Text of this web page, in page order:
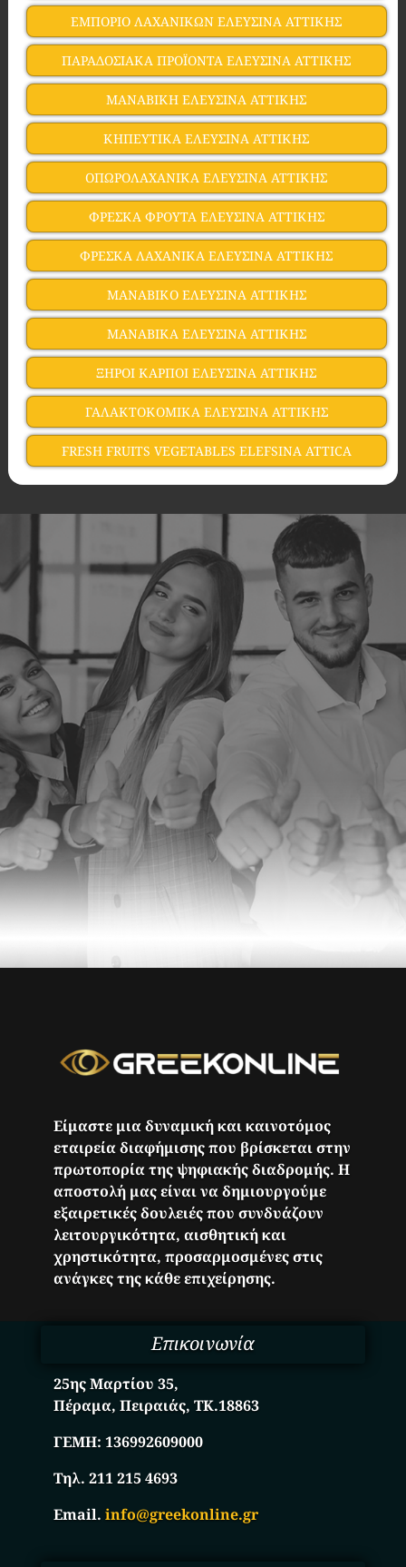
ΕΜΠΟΡΙΟ ΛΑΧΑΝΙΚΩΝ ΕΛΕΥΣΙΝΑ ΑΤΤΙΚΗΣ
ΠΑΡΑΔΟΣΙΑΚΑ ΠΡΟΪΟΝΤΑ ΕΛΕΥΣΙΝΑ ΑΤΤΙΚΗΣ
ΜΑΝΑΒΙΚΗ ΕΛΕΥΣΙΝΑ ΑΤΤΙΚΗΣ
ΚΗΠΕΥΤΙΚΑ ΕΛΕΥΣΙΝΑ ΑΤΤΙΚΗΣ
ΟΠΩΡΟΛΑΧΑΝΙΚΑ ΕΛΕΥΣΙΝΑ ΑΤΤΙΚΗΣ
ΦΡΕΣΚΑ ΦΡΟΥΤΑ ΕΛΕΥΣΙΝΑ ΑΤΤΙΚΗΣ
ΦΡΕΣΚΑ ΛΑΧΑΝΙΚΑ ΕΛΕΥΣΙΝΑ ΑΤΤΙΚΗΣ
ΜΑΝΑΒΙΚΟ ΕΛΕΥΣΙΝΑ ΑΤΤΙΚΗΣ
ΜΑΝΑΒΙΚΑ ΕΛΕΥΣΙΝΑ ΑΤΤΙΚΗΣ
ΞΗΡΟΙ ΚΑΡΠΟΙ ΕΛΕΥΣΙΝΑ ΑΤΤΙΚΗΣ
ΓΑΛΑΚΤΟΚΟΜΙΚΑ ΕΛΕΥΣΙΝΑ ΑΤΤΙΚΗΣ
FRESH FRUITS VEGETABLES ELEFSINA ATTICA
Είμαστε μια δυναμική και καινοτόμος
εταιρεία διαφήμισης που βρίσκεται στην
πρωτοπορία της ψηφιακής διαδρομής. Η
αποστολή μας είναι να δημιουργούμε
εξαιρετικές δουλειές που συνδυάζουν
λειτουργικότητα, αισθητική και
χρηστικότητα, προσαρμοσμένες στις
ανάγκες της κάθε επιχείρησης.
Επικοινωνία
25ης Μαρτίου 35,
Πέραμα, Πειραιάς, ΤΚ.18863
ΓΕΜΗ:136992609000
Τηλ. 211 215 4693
Email.info@greekonline.gr